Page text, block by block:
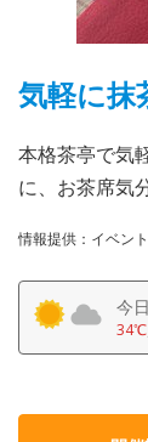
気軽に抹
本格茶亭で気
に、お茶席気
情報提供：イベン
今日
34℃